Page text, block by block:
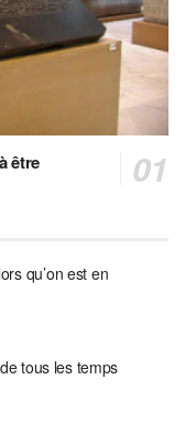
être
qu’on est en
tous les temps